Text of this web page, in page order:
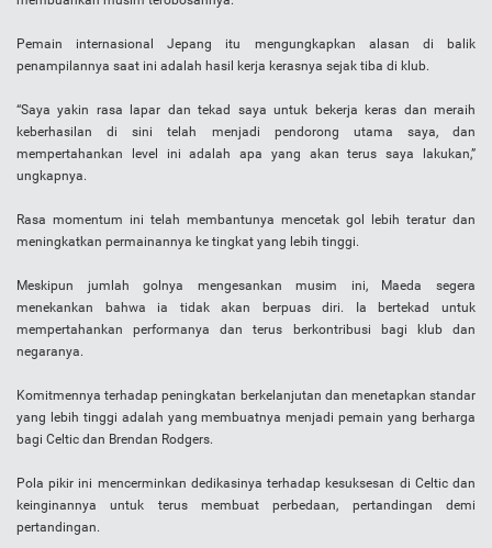
Pemain internasional Jepang itu mengungkapkan alasan di balik
penampilannya saat ini adalah hasil kerja kerasnya sejak tiba di klub.
“Saya yakin rasa lapar dan tekad saya untuk bekerja keras dan meraih
keberhasilan di sini telah menjadi pendorong utama saya, dan
mempertahankan level ini adalah apa yang akan terus saya lakukan,”
ungkapnya.
Rasa momentum ini telah membantunya mencetak gol lebih teratur dan
meningkatkan permainannya ke tingkat yang lebih tinggi.
Meskipun jumlah golnya mengesankan musim ini, Maeda segera
menekankan bahwa ia tidak akan berpuas diri. Ia bertekad untuk
mempertahankan performanya dan terus berkontribusi bagi klub dan
negaranya.
Komitmennya terhadap peningkatan berkelanjutan dan menetapkan standar
yang lebih tinggi adalah yang membuatnya menjadi pemain yang berharga
bagi Celtic dan Brendan Rodgers.
Pola pikir ini mencerminkan dedikasinya terhadap kesuksesan di Celtic dan
keinginannya untuk terus membuat perbedaan, pertandingan demi
pertandingan.